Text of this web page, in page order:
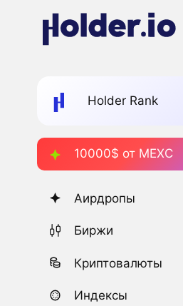
Holder Rank
10000$ от MEXC
Аирдропы
Биржи
Криптовалюты
Индексы